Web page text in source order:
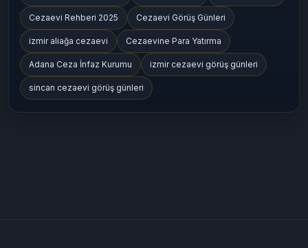
Cezaevi Rehberi 2025 Cezaevi Görüş Günleri
izmir aliağa cezaevi Cezaevine Para Yatırma
Adana Ceza İnfaz Kurumu izmir cezaevi görüş günleri
sincan cezaevi görüş günleri